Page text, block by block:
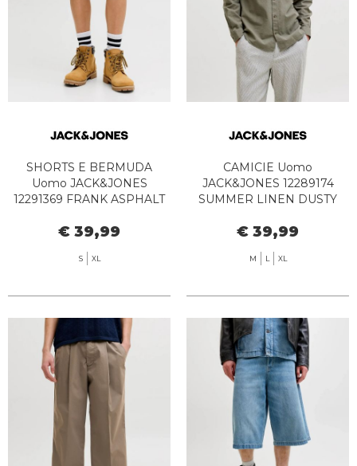
SHORTS E BERMUDA
Uomo JACK&JONES
12291369 FRANK ASPHALT
€ 39,99
S XL
CAMICIE Uomo
JACK&JONES 12289174
SUMMER LINEN DUSTY
€ 39,99
M L XL